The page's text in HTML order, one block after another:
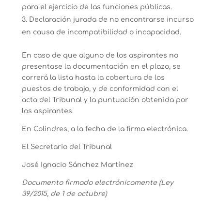
para el ejercicio de las funciones públicas.
Declaración jurada de no encontrarse incurso
en causa de incompatibilidad o incapacidad.
En caso de que alguno de los aspirantes no
presentase la documentación en el plazo, se
correrá la lista hasta la cobertura de los
puestos de trabajo, y de conformidad con el
acta del Tribunal y la puntuación obtenida por
los aspirantes.
En Colindres, a la fecha de la firma electrónica.
El Secretario del Tribunal
José Ignacio Sánchez Martínez
Documento firmado electrónicamente (Ley
39/2015, de 1 de octubre)